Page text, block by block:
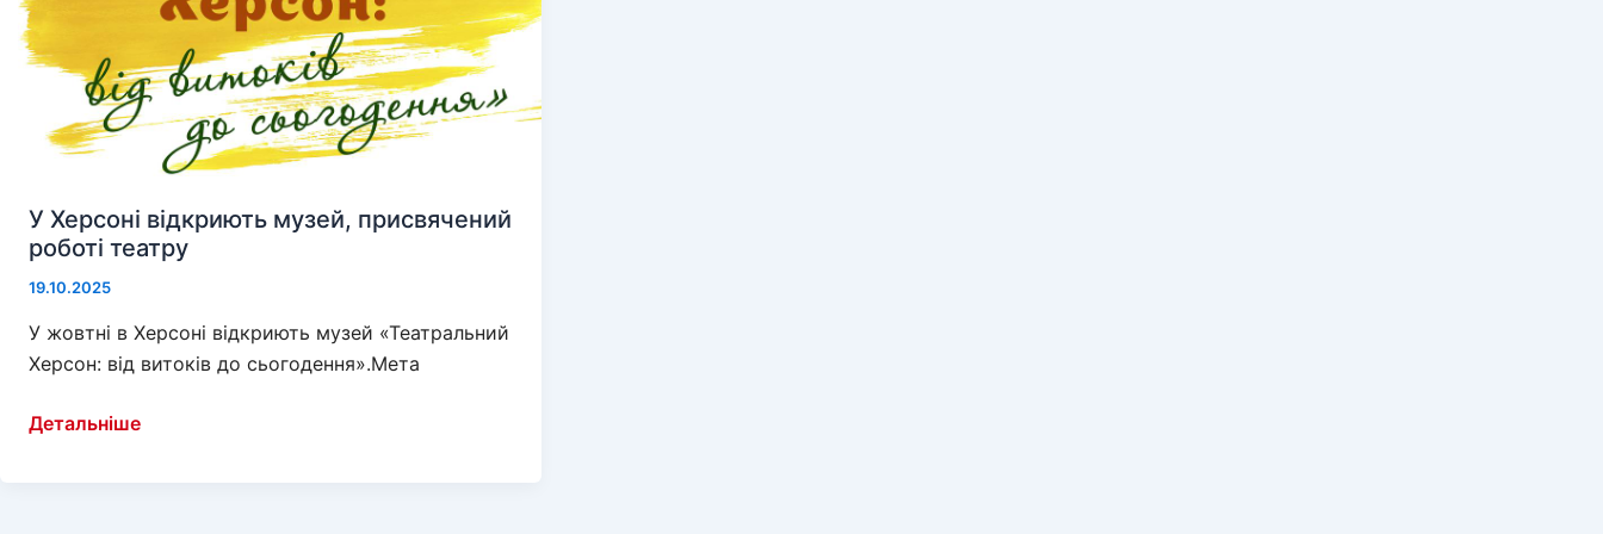
У Херсоні відкриють музей, присвячений
роботі театру
19.10.2025
У жовтні в Херсоні відкриють музей «Театральний
Херсон: від витоків до сьогодення».Мета
У
Детальніше